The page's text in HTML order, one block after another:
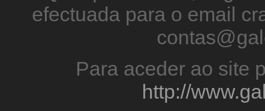
efectuada para o email
Para aceder ao site
http://